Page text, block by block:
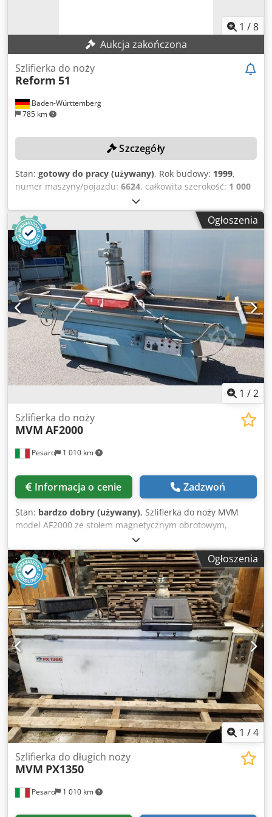
1 /8
Aukcja zakończona
Baden-Württemberg
785 km
Szlifierka do noży
Reform 51
Szczegóły
Stan: gotowy do pracy (używany), Rok budowy: 1999,
numer maszyny/pojazdu: 6624, całkowita szerokość: 1 000
3 200 mm
1 800 mm, napięcie wejściowe:400 V, długość stołu:1 300
mm, moc:
, Brak ceny minimalnej –
gwarantowana sprzedaż za najwyższą ofertę! Maszyna
została wyczyszczona, pomalowana i sprawdzona pod
kątem działania. DANE TECHNICZNE Długość
magnetycznego stołu szlifierskiego: 1300 mm Napęd: 13,5
kW Magnetyczny stół: obrotowy DANE DOTYCZĄCE
MASZYNY Wymiary (długość x szerokość x wysokość): 3200 x
1000 x 1800 mm WYPOSAŻENIE Czyszczenie wodą z filtrem
Prowadnica Dsdpjzlfm Djfx Ad Rekr Oddzielna szafa
sterownicza Oddzielny panel obsługi
Ogłoszenia
1 /2
Pesaro 1 010 km
Szlifierka do noży
MVM AF2000
Informacja o cenie Zadzwoń
Stan: bardzo dobry (używany), Szlifierka do noży MVM
model AF2000 ze stołem magnetycznym obrotowym,
długość 2000 mm Dkedpeznr Sfefx Ad Rjr
Ogłoszenia
1 /4
Pesaro 1 010 km
Szlifierka do długich noży
MVM PX1350